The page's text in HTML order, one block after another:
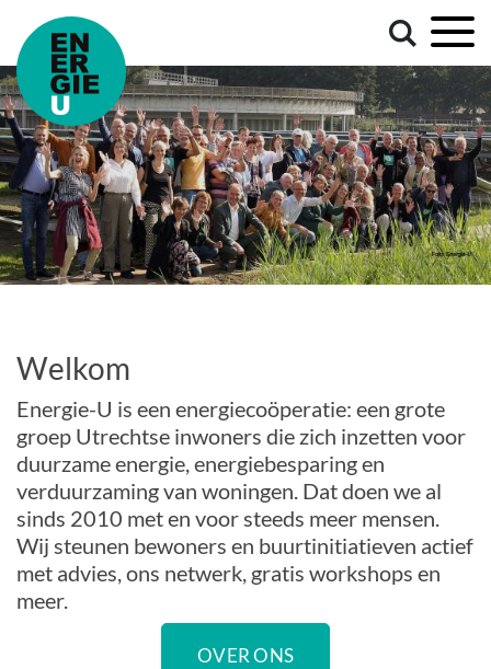
Welkom
Energie-U is een energiecoöperatie: een grote
groep Utrechtse inwoners die zich inzetten voor
duurzame energie, energiebesparing en
verduurzaming van woningen. Dat doen we al
sinds 2010 met en voor steeds meer mensen.
Wij steunen bewoners en buurtinitiatieven actief
met advies, ons netwerk, gratis workshops en
meer.
OVER ONS